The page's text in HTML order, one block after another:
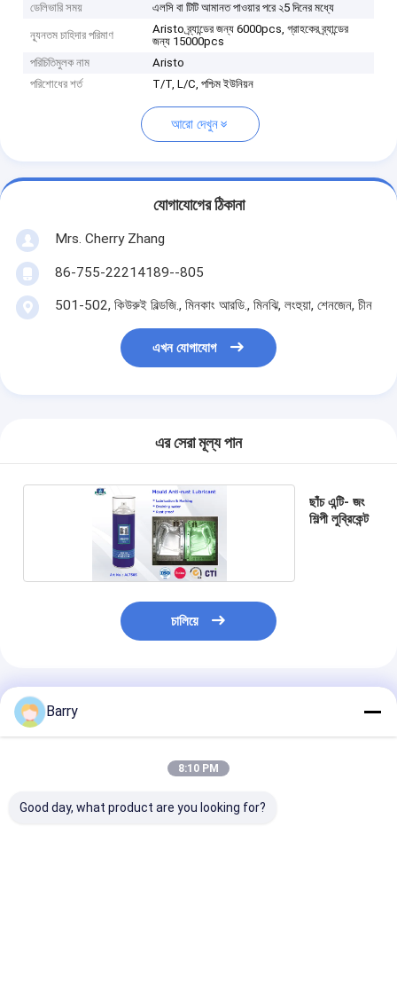
ডেলিভারি সময়
এলসি বা টিটি আমানত পাওয়ার পরে ২5 দিনের মধ্যে
ন্যূনতম চাহিদার পরিমাণ
Aristo ব্র্যান্ডের জন্য 6000pcs, গ্রাহকের ব্র্যান্ডের
জন্য 15000pcs
পরিচিতিমুলক নাম
Aristo
পরিশোধের শর্ত
T/T, L/C, পশ্চিম ইউনিয়ন
আরো দেখুন
যোগাযোগের ঠিকানা
Mrs. Cherry Zhang
86-755-22214189--805
501-502, কিউরুই বিল্ডজি., মিনকাং আরডি., মিনঝি, লংহুয়া, শেনজেন, চীন
এখন যোগাযোগ
এর সেরা মূল্য পান
ছাঁচ এন্টি- জং
শিল্পী লুব্রিকেন্ট
চালিয়ে
প্রস্তাবিত পণ্য
Barry
8:10 PM
Good day, what product are you looking for?